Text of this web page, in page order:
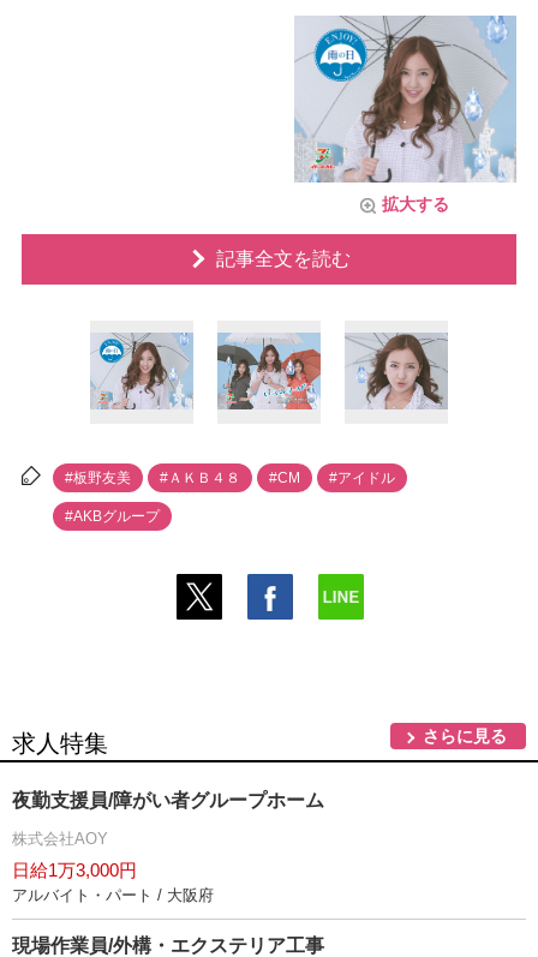
拡大する
記事全文を読む
#板野友美 #ＡＫＢ４８ #CM #アイドル
#AKBグループ
求人特集 さらに見る
夜勤支援員/障がい者グループホーム
株式会社AOY
日給1万3,000円
アルバイト・パート / 大阪府
現場作業員/外構・エクステリア工事